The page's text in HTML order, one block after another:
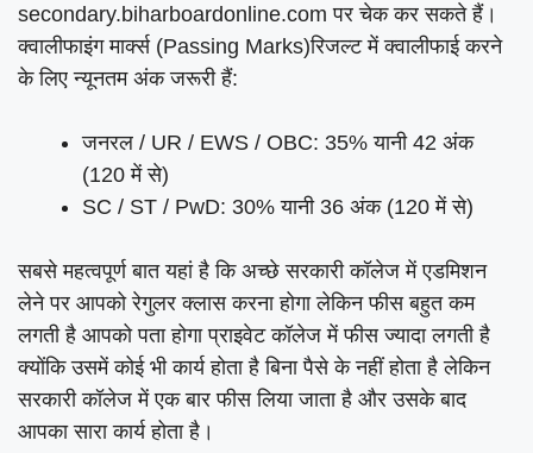
secondary.biharboardonline.com पर चेक कर सकते हैं।
क्वालीफाइंग मार्क्स (Passing Marks)रिजल्ट में क्वालीफाई करने
के लिए न्यूनतम अंक जरूरी हैं:
जनरल / UR / EWS / OBC: 35% यानी 42 अंक
(120 में से)
SC / ST / PwD: 30% यानी 36 अंक (120 में से)
सबसे महत्वपूर्ण बात यहां है कि अच्छे सरकारी कॉलेज में एडमिशन
लेने पर आपको रेगुलर क्लास करना होगा लेकिन फीस बहुत कम
लगती है आपको पता होगा प्राइवेट कॉलेज में फीस ज्यादा लगती है
क्योंकि उसमें कोई भी कार्य होता है बिना पैसे के नहीं होता है लेकिन
सरकारी कॉलेज में एक बार फीस लिया जाता है और उसके बाद
आपका सारा कार्य होता है।